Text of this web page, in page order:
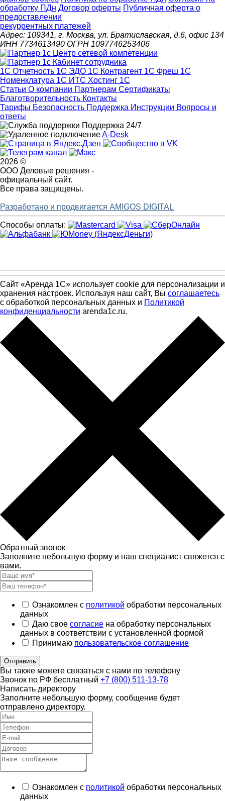
обработку ПДн Договор оферты Публичная оферта о
предоставлении
рекуррентных платежей
Адрес: 109341, г. Москва, ул. Братиславская, д.6, офис 134
ИНН 7734613490 ОГРН 1097746253406
1С Отчетность 1С ЭДО 1С Контрагент 1С Фреш 1С
Номенклатура 1С ИТС Хостинг 1С
Статьи О компании Партнерам Сертификаты
Благотворительность Контакты
Тарифы Безопасность Поддержка Инструкции Вопросы и
ответы
Поддержка 24/7
A-Desk
2026 ©
ООО Деловые решения -
официальный сайт.
Все права защищены.
Разработано и продвигается AMIGOS DIGITAL
Способы оплаты:
Сайт «Аренда 1С» использует cookie для персонализации и
хранения настроек. Используя наш сайт, Вы соглашаетесь
с обработкой персональных данных и Политикой
конфиденциальности arenda1c.ru.
Обратный звонок
Заполните небольшую форму и наш специалист свяжется с
вами.
Ознакомлен с политикой обработки персональных
данных
Даю свое согласие на обработку персональных
данных в соответствии с установленной формой
Принимаю пользовательское соглашение
Отправить
Вы также можете связаться с нами по телефону
Звонок по РФ бесплатный +7 (800) 511-13-78
Написать директору
Заполните небольшую форму, сообщение будет
отправлено директору.
Ознакомлен с политикой обработки персональных
данных